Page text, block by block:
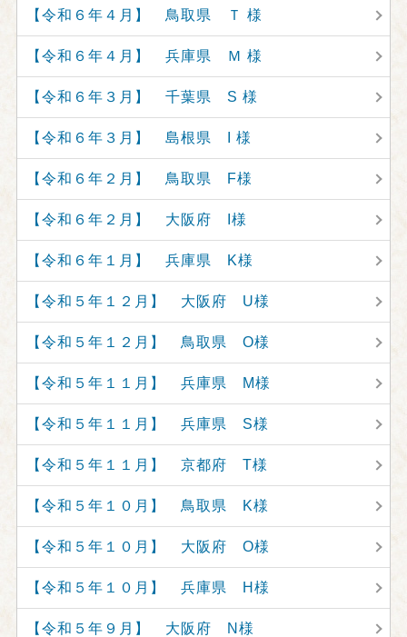
【令和６年４月】 鳥取県 Ｔ 様
【令和６年４月】 兵庫県 Ｍ 様
【令和６年３月】 千葉県 S 様
【令和６年３月】 島根県 I 様
【令和６年２月】 鳥取県 F様
【令和６年２月】 大阪府 I様
【令和６年１月】 兵庫県 K様
【令和５年１２月】 大阪府 U様
【令和５年１２月】 鳥取県 O様
【令和５年１１月】 兵庫県 M様
【令和５年１１月】 兵庫県 S様
【令和５年１１月】 京都府 T様
【令和５年１０月】 鳥取県 K様
【令和５年１０月】 大阪府 O様
【令和５年１０月】 兵庫県 H様
【令和５年９月】 大阪府 N様